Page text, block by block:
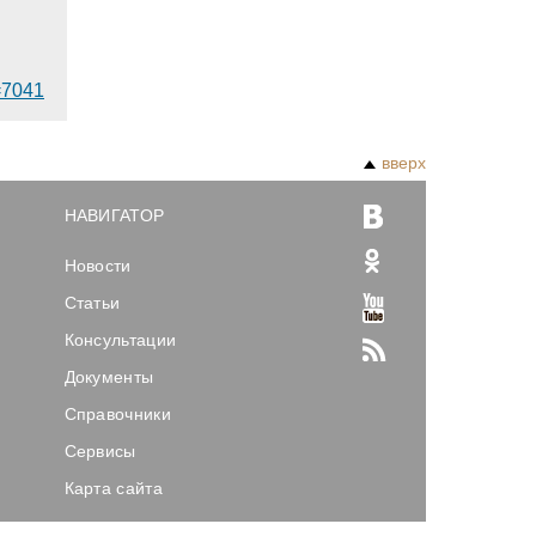
вверх
НАВИГАТОР
Новости
Статьи
Консультации
Документы
Справочники
Сервисы
Карта сайта